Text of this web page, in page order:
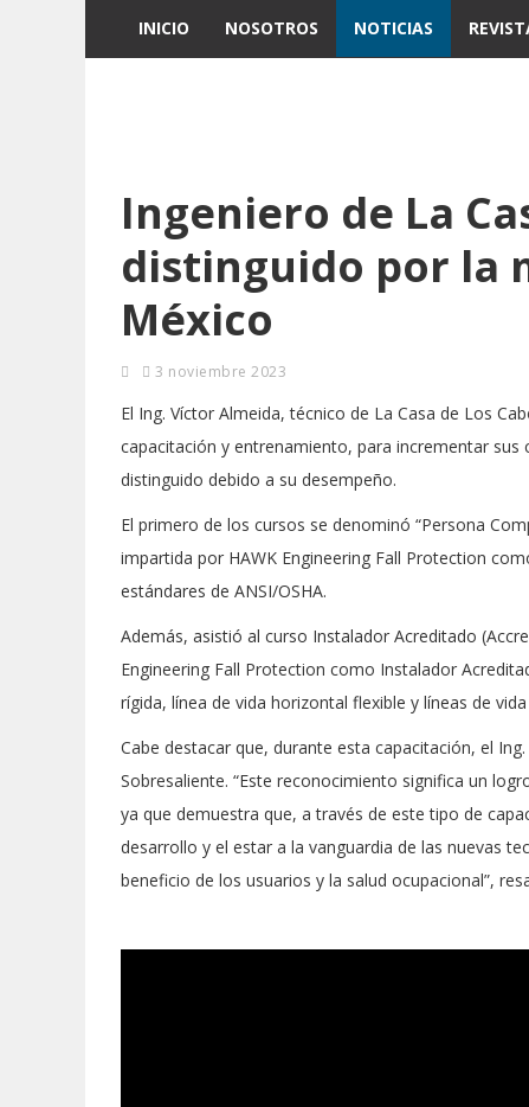
INICIO NOSOTROS NOTICIAS
Ingeniero de La
distinguido por la
México
3 noviembre 2023
El Ing. Víctor Almeida, técnico de La Casa de Los
capacitación y entrenamiento, para incrementar
distinguido debido a su desempeño.
El primero de los cursos se denominó “Persona
impartida por HAWK Engineering Fall Protection
estándares de ANSI/OSHA.
Además, asistió al curso Instalador Acreditado
Engineering Fall Protection como Instalador
rígida, línea de vida horizontal flexible y líneas de
Cabe destacar que, durante esta capacitación, el
Sobresaliente. “Este reconocimiento significa un
ya que demuestra que, a través de este tipo de
desarrollo y el estar a la vanguardia de las nuevas
beneficio de los usuarios y la salud ocupacional”,